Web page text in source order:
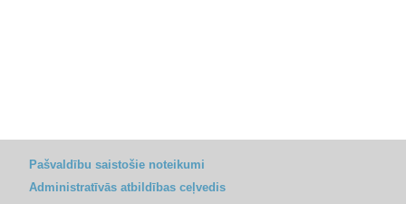
Pašvaldību saistošie noteikumi
Administratīvās atbildības ceļvedis